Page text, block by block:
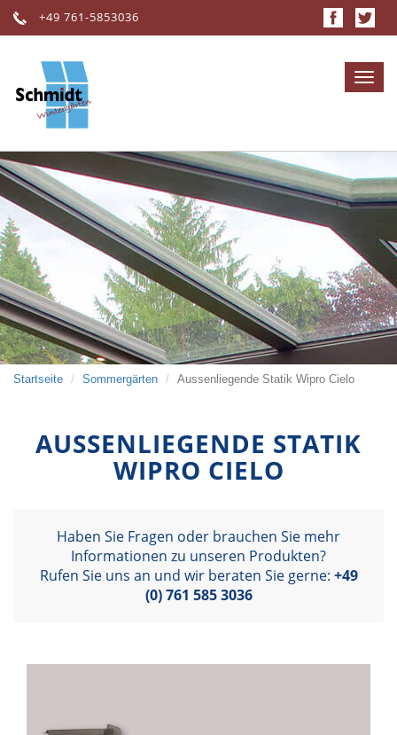
Direkt
zum
+49 761-5853036
Startseite Sommergärten Aussenliegende Statik Wipro Cielo
AUSSENLIEGENDE STATIK
WIPRO CIELO
Haben Sie Fragen oder brauchen Sie mehr
Informationen zu unseren Produkten?
Rufen Sie uns an und wir beraten Sie gerne: +49
(0) 761 585 3036